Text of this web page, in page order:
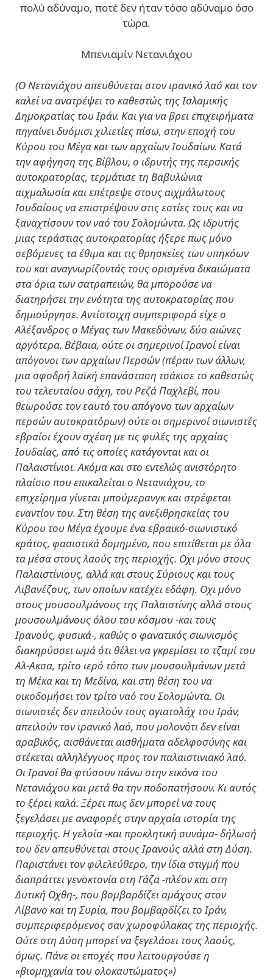
πολύ αδύναμο, ποτέ δεν ήταν τόσο αδύναμο όσο
τώρα.
Μπενιαμίν Νετανιάχου
(Ο Νετανιάχου απευθύνεται στον ιρανικό λαό και τον
καλεί να ανατρέψει το καθεστώς της Ισλαμικής
Δημοκρατίας του Ιράν. Και για να βρει επιχειρήματα
πηγαίνει δυόμισι χιλιετίες πίσω, στην εποχή του
Κύρου του Μέγα και των αρχαίων Ιουδαίων. Κατά
την αφήγηση της Βίβλου, ο ιδρυτής της περσικής
αυτοκρατορίας, τερμάτισε τη Βαβυλώνια
αιχμαλωσία και επέτρεψε στους αιχμάλωτους
Ιουδαίους να επιστρέψουν στις εστίες τους και να
ξαναχτίσουν τον ναό του Σολομώντα. Ως ιδρυτής
μιας τεράστιας αυτοκρατορίας ήξερε πως μόνο
σεβόμενες τα έθιμα και τις θρησκείες των υπηκόων
του και αναγνωρίζοντάς τους ορισμένα δικαιώματα
στα όρια των σατραπειών, θα μπορούσε να
διατηρήσει την ενότητα της αυτοκρατορίας που
δημιούργησε. Αντίστοιχη συμπεριφορά είχε ο
Αλέξανδρος ο Μέγας των Μακεδόνων, δύο αιώνες
αργότερα. Βέβαια, ούτε οι σημερινοί Ιρανοί είναι
απόγονοι των αρχαίων Περσών (πέραν των άλλων,
μια σφοδρή λαϊκή επανάσταση τσάκισε το καθεστώς
του τελευταίου σάχη, του Ρεζά Παχλεβί, που
θεωρούσε τον εαυτό του απόγονο των αρχαίων
περσών αυτοκρατόρων) ούτε οι σημερινοί σιωνιστές
εβραίοι έχουν σχέση με τις φυλές της αρχαίας
Ιουδαίας, από τις οποίες κατάγονται και οι
Παλαιστίνιοι. Ακόμα και στο εντελώς ανιστόρητο
πλαίσιο που επικαλείται ο Νετανιάχου, το
επιχείρημα γίνεται μπούμερανγκ και στρέφεται
εναντίον του. Στη θέση της ανεξιθρησκείας του
Κύρου του Μέγα έχουμε ένα εβραϊκό-σιωνιστικό
κράτος, φασιστικά δομημένο, που επιτίθεται με όλα
τα μέσα στους λαούς της περιοχής. Οχι μόνο στους
Παλαιστίνιους, αλλά και στους Σύριους και τους
Λιβανέζους, των οποίων κατέχει εδάφη. Οχι μόνο
στους μουσουλμάνους της Παλαιστίνης αλλά στους
μουσουλμάνους όλου του κόσμου -και τους
Ιρανούς, φυσικά-, καθώς ο φανατικός σιωνισμός
διακηρύσσει ωμά ότι θέλει να γκρεμίσει το τζαμί του
Αλ-Ακσα, τρίτο ιερό τόπο των μουσουλμάνων μετά
τη Μέκα και τη Μεδίνα, και στη θέση του να
οικοδομήσει τον τρίτο ναό του Σολομώντα. Οι
σιωνιστές δεν απειλούν τους αγιατολάχ του Ιράν,
απειλούν τον ιρανικό λαό, που μολονότι δεν είναι
αραβικός, αισθάνεται αισθήματα αδελφοσύνης και
στέκεται αλληλέγγυος προς τον παλαιστινιακό λαό.
Οι Ιρανοί θα φτύσουν πάνω στην εικόνα του
Νετανιάχου και μετά θα την ποδοπατήσουν. Κι αυτός
το ξέρει καλά. Ξέρει πως δεν μπορεί να τους
ξεγελάσει με αναφορές στην αρχαία ιστορία της
περιοχής. Η γελοία -και προκλητική συνάμα- δήλωσή
του δεν απευθύνεται στους Ιρανούς αλλά στη Δύση.
Παριστάνει τον φιλελεύθερο, την ίδια στιγμή που
διαπράττει γενοκτονία στη Γάζα -πλέον και στη
Δυτική Οχθη-, που βομβαρδίζει αμάχους στον
Λίβανο και τη Συρία, που βομβαρδίζει το Ιράν,
συμπεριφερόμενος σαν χωροφύλακας της περιοχής.
Ούτε στη Δύση μπορεί να ξεγελάσει τους λαούς,
όμως. Πάνε οι εποχές που λειτουργούσε η
«βιομηχανία του ολοκαυτώματος»)